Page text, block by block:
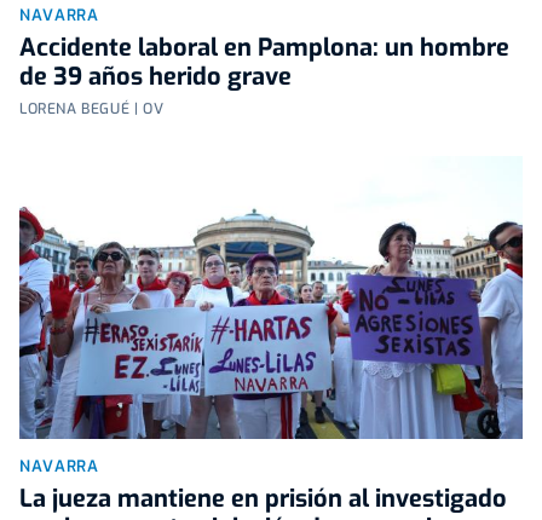
NAVARRA
Accidente laboral en Pamplona: un hombre
de 39 años herido grave
LORENA BEGUÉ | OV
NAVARRA
La jueza mantiene en prisión al investigado